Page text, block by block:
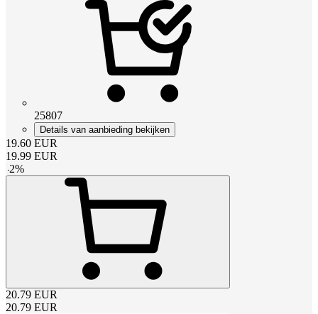
25807
Details van aanbieding bekijken
19.60 EUR
19.99 EUR
-2%
20.79 EUR
20.79 EUR